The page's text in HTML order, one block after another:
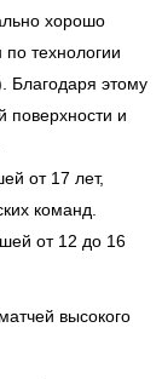
хорошо
по технологии
Благодаря этому
поверхности и
от 17 лет,
команд.
от 12 до 16
высокого